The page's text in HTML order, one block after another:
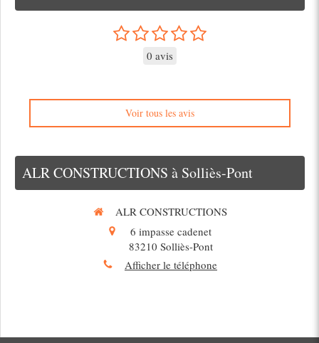
0 avis
Voir tous les avis
ALR CONSTRUCTIONS à Solliès-Pont
ALR CONSTRUCTIONS
6 impasse cadenet
83210 Solliès-Pont
Afficher le téléphone